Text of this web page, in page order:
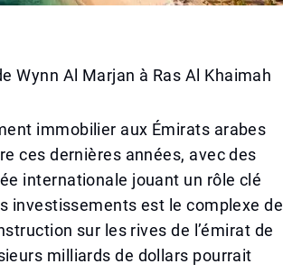
Wynn Al Marjan à Ras Al Khaimah
immobilier aux Émirats arabes
ces dernières années, avec des
internationale jouant un rôle clé
investissements est le complexe de
sur les rives de l’émirat de
milliards de dollars pourrait